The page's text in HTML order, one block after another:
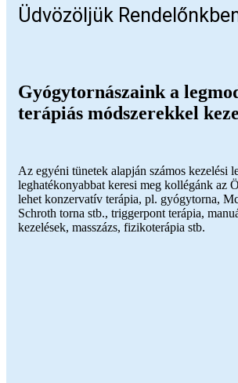
Üdvözöljük
Gyógytornászaink a
terápiás módszerekkel
Az egyéni tünetek alapján számos kezelési
leghatékonyabbat keresi meg kollégánk az
lehet konzervatív terápia, pl. gyógytorna,
Schroth torna stb., triggerpont terápia,
kezelések, masszázs, fizikoterápia stb.